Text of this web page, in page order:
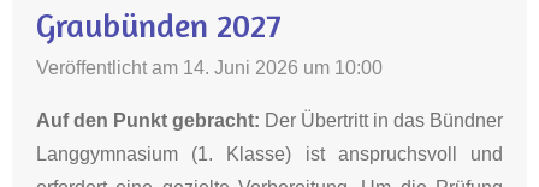
Graubünden 2027
Veröffentlicht am 14. Juni 2026 um 10:00
Auf den Punkt gebracht: Der Übertritt in das Bündner
Langgymnasium (1. Klasse) ist anspruchsvoll und